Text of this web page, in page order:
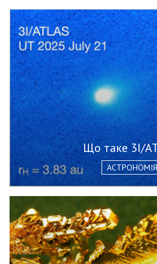
Що таке 3I/
АСТРОНОМІЯ